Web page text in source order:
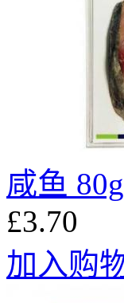
咸鱼 80g
£3.70
加入购